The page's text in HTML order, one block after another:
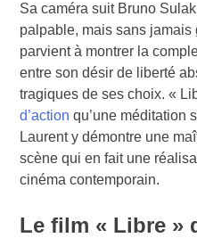
Sa caméra suit Bruno
palpable, mais sans
parvient à montrer la
entre son désir de liberté
tragiques de ses choix. «
d’action qu’une méditation
Laurent y démontre une
scène qui en fait une
cinéma contemporain.
Le film « Libre »